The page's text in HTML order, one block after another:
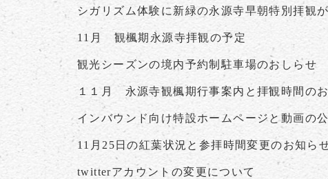
シガリズム体験に新緑の永源寺早朝特別拝観
11月 観楓期永源寺拝観の予定
観光シーズンの境内予約制駐車場のおしらせ
１１月 永源寺観楓期行事案内と拝観時間の
インバウンド向け特設ホームページと動画の
11月25日の紅葉状況と参拝時間変更のお知ら
twitterアカウントの変更について